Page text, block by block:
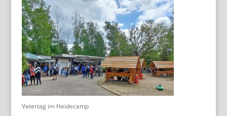
Vatertag im Heidecamp